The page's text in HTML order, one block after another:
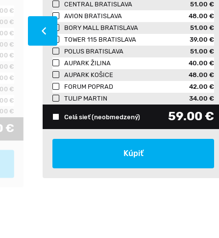
€
€
€
€
€
€
€
€
€
€
€
CENTRAL BRATISLAVA
51.00 €
AVION BRATISLAVA
48.00 €
BORY MALL BRATISLAVA
51.00 €
TOWER 115 BRATISLAVA
39.00 €
POLUS BRATISLAVA
51.00 €
AUPARK ŽILINA
40.00 €
AUPARK KOŠICE
48.00 €
FORUM POPRAD
42.00 €
TULIP MARTIN
34.00 €
Celá sieť(neobmedzený) 59.00 €
Kúpiť